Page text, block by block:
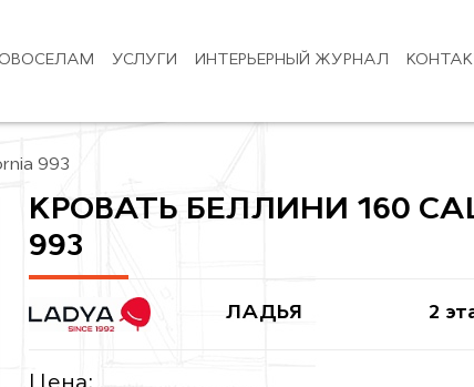
УСЛУГИ ИНТЕРЬЕРНЫЙ ЖУРНАЛ
993
КРОВАТЬ БЕЛЛИНИ 160
993
ЛАДЬЯ 2